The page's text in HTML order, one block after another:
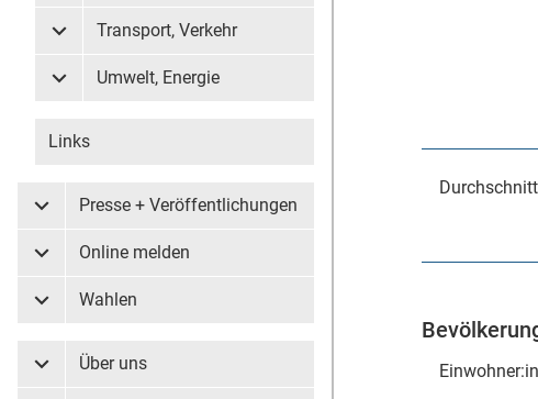
Untermenü Transport, Verkehr
Transport, Verkehr
Untermenü Umwelt, Energie
Umwelt, Energie
Links
Untermenü Presse + Veröffentlichungen
Presse + Veröffentlichungen
Untermenü Online melden
Online melden
Untermenü Wahlen
Wahlen
Untermenü Über uns
Über uns